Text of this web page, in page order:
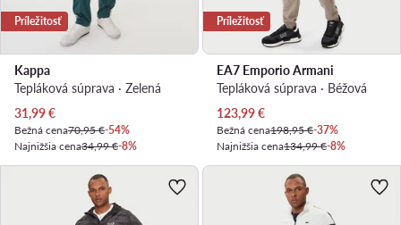
Príležitosť
Kappa
Tepláková súprava · Zelená
Aktuálna cena
31,99€
Bežná cena70,95 €-54%
Najnižšia cena34,99 €-8%
Príležitosť
EA7 Emporio Armani
Tepláková súprava · Béžová
Aktuálna cena
123,99€
Bežná cena198,95 €-37%
Najnižšia cena134,99 €-8%